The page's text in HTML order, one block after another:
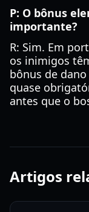
P: O bônus
importante?
R: Sim. Em
os inimigos
bônus de
quase
antes que o
Artigos